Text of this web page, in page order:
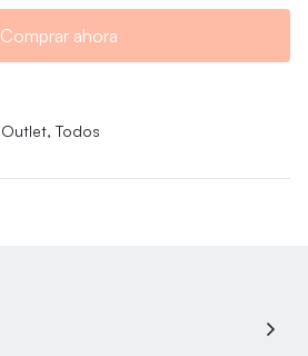
Comprar ahora
Outlet, Todos